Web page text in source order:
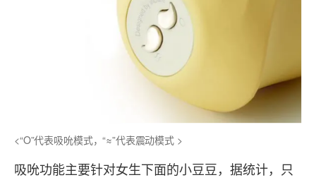
<“O”代表吸吮模式，“≈”代表震动模式 >
吸吮功能主要针对女生下面的小豆豆，据统计，只